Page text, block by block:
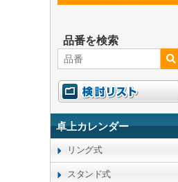
品番を検索
卓上カレンダー
リング式
スタンド式